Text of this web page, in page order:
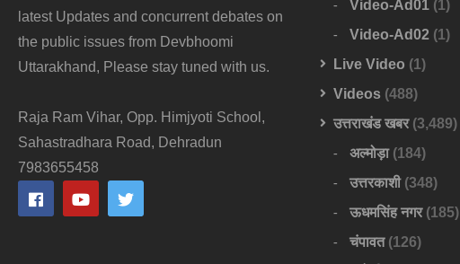
latest Updates and concurrent debates on
the public issues from Devbhoomi
Uttarakhand, Please stay tuned with us.
Raja Ram Vihar, Opp. Himjyoti School,
Sahastradhara Road, Dehradun
7983655458
Video-Ad01 (1)
Video-Ad02 (1)
Live Video (1)
Videos (488)
उत्तराखंड खबर(3,489)
अल्मोड़ा(184)
उत्तरकाशी(348)
ऊधमसिंह नगर(185)
चंपावत(126)